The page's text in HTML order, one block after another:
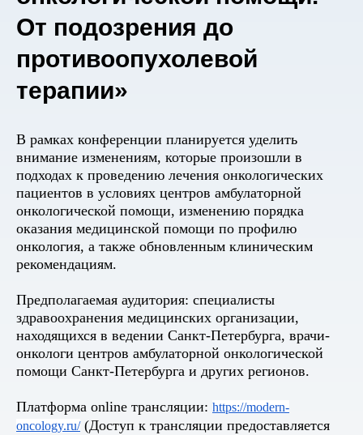
От подозрения до
противоопухолевой
терапии»
В рамках конференции планируется уделить
внимание изменениям, которые произошли в
подходах к проведению лечения онкологических
пациентов в условиях центров амбулаторной
онкологической помощи, изменению порядка
оказания медицинской помощи по профилю
онкология, а также обновленным клиническим
рекомендациям.
Предполагаемая аудитория: специалисты
здравоохранения медицинских организации,
находящихся в ведении Санкт-Петербурга, врачи-
онкологи центров амбулаторной онкологической
помощи Санкт-Петербурга и других регионов.
Платформа online трансляции: https://modern-
oncology.ru/(Доступ к трансляции предоставляется